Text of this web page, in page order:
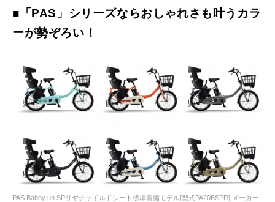
■「PAS」シリーズならおしゃれさも叶うカラ
ーが勢ぞろい！
PAS Babby un SPリヤチャイルドシート標準装備モデル[型式PA20BSPR] メーカー